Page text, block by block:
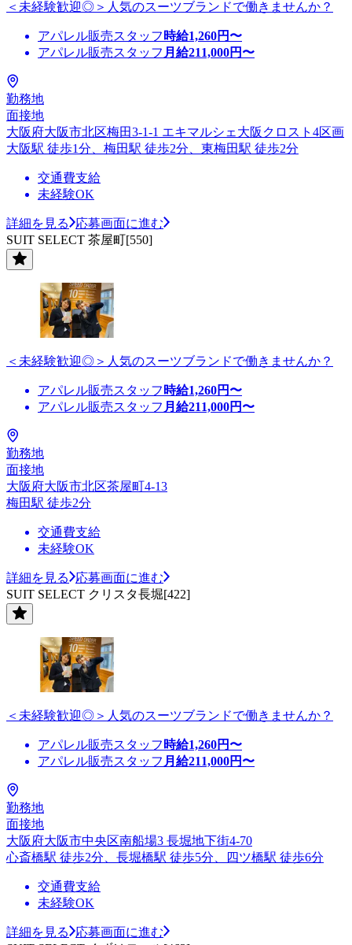
＜未経験歓迎◎＞人気のスーツブランドで働きませんか？
アパレル販売スタッフ 時給1,260円〜
アパレル販売スタッフ 月給211,000円〜
勤務地
面接地
大阪府大阪市北区梅田3-1-1 エキマルシェ大阪クロスト4区画
大阪駅 徒歩1分、梅田駅 徒歩2分、東梅田駅 徒歩2分
交通費支給
未経験OK
詳細を見る
応募画面に進む
SUIT SELECT 茶屋町[550]
＜未経験歓迎◎＞人気のスーツブランドで働きませんか？
アパレル販売スタッフ 時給1,260円〜
アパレル販売スタッフ 月給211,000円〜
勤務地
面接地
大阪府大阪市北区茶屋町4-13
梅田駅 徒歩2分
交通費支給
未経験OK
詳細を見る
応募画面に進む
SUIT SELECT クリスタ長堀[422]
＜未経験歓迎◎＞人気のスーツブランドで働きませんか？
アパレル販売スタッフ 時給1,260円〜
アパレル販売スタッフ 月給211,000円〜
勤務地
面接地
大阪府大阪市中央区南船場3 長堀地下街4-70
心斎橋駅 徒歩2分、長堀橋駅 徒歩5分、四ツ橋駅 徒歩6分
交通費支給
未経験OK
詳細を見る
応募画面に進む